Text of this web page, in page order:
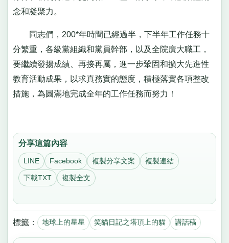
念和凝聚力。
同志們，200*年時間已經過半，下半年工作任務十
分繁重，各級黨組織和黨員幹部，以及全院廣大職工，
要繼續發揚成績、再接再厲，進一步鞏固和擴大先進性
教育活動成果，以求真務實的態度，積極落實各項整改
措施，為圓滿地完成全年的工作任務而努力！
分享這篇內容
LINE Facebook 複製分享文案 複製連結
下載TXT 複製全文
標籤： 地球上的星星 笑貓日記之塔頂上的貓 講話稿